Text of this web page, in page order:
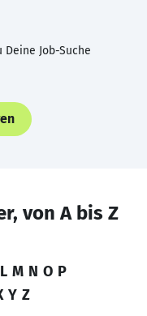
Job-Suche
von A bis Z
L M N O P
Y Z